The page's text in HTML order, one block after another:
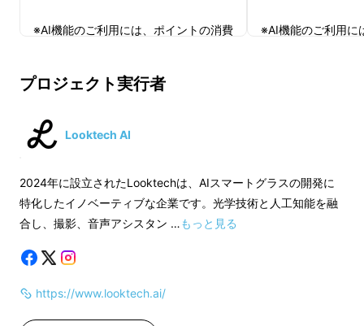
Looktechは議事録の自動生成、翻訳、情報検
索まで幅広くサポート。高画質カメラ搭載で写
※AI機能のご利用には、ポイントの消費
話・音声メモ・会議文字起こしの機能
はアプリ内での有料メンバーシップ購
入が必要となります。
※送料無料（国内配送のみ）
※デザイン・仕様は、変更になる可能
性もございます。ご了承ください。
※ご注文状況・使用部材の供給状況・
が遅れる場合があります。
※AI機能のご利用に
※送料無料（国内
※デザイン・仕様は
プロジェクト実行者
Looktech AI
2024年に設立されたLooktechは、AIスマートグラスの開発に
特化したイノベーティブな企業です。光学技術と人工知能を融
合し、撮影、音声アシスタン …もっと見る
https://www.looktech.ai/